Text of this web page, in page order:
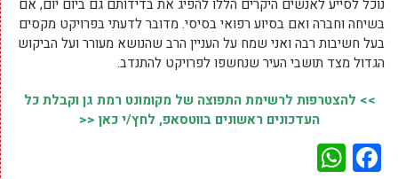
נוכל לסייע לאנשים היקרים הללו להפיג את בדידותם גם ביום יום, אם
בשיחה וחברה ואם בסיוע רפואי בסיסי. מדובר לדעתי בפרויקט מקסים
בעל חשיבות רבה ואני שמח על העניין הרב שהנושא מעורר ועל הביקוש
הגדול מצד תושבי העיר שנחשפו לפרויקט להתנדב.
>> להצטרפות לרשימת התפוצה של מקומונט רמת גן וקבלת כל
העדכונים ראשונים בווטסאפ, לחץ/י כאן <<
Facebook